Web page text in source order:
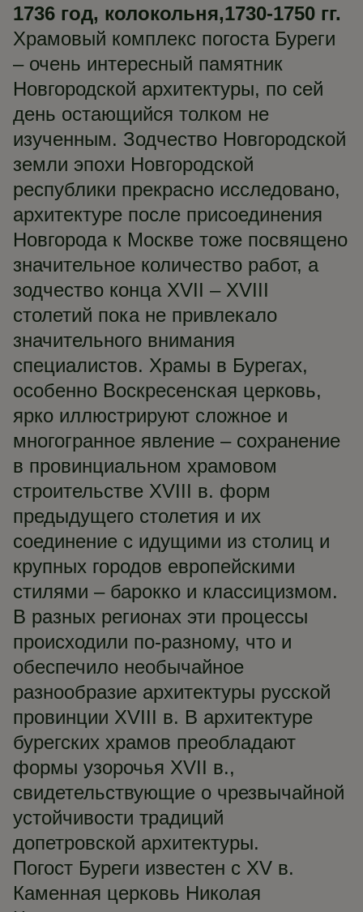
1736 год, колокольня,1730-1750 гг.
Храмовый комплекс погоста Буреги
– очень интересный памятник
Новгородской архитектуры, по сей
день остающийся толком не
изученным. Зодчество Новгородской
земли эпохи Новгородской
республики прекрасно исследовано,
архитектуре после присоединения
Новгорода к Москве тоже посвящено
значительное количество работ, а
зодчество конца XVII – XVIII
столетий пока не привлекало
значительного внимания
специалистов. Храмы в Бурегах,
особенно Воскресенская церковь,
ярко иллюстрируют сложное и
многогранное явление – сохранение
в провинциальном храмовом
строительстве XVIII в. форм
предыдущего столетия и их
соединение с идущими из столиц и
крупных городов европейскими
стилями – барокко и классицизмом.
В разных регионах эти процессы
происходили по-разному, что и
обеспечило необычайное
разнообразие архитектуры русской
провинции XVIII в. В архитектуре
бурегских храмов преобладают
формы узорочья XVII в.,
свидетельствующие о чрезвычайной
устойчивости традиций
допетровской архитектуры.
Погост Буреги известен с XV в.
Каменная церковь Николая